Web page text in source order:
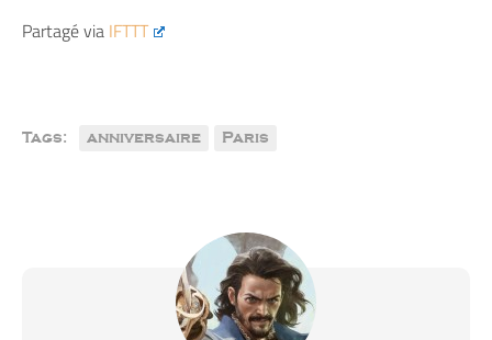
Partagé via IFTTT
Tags: anniversaire Paris